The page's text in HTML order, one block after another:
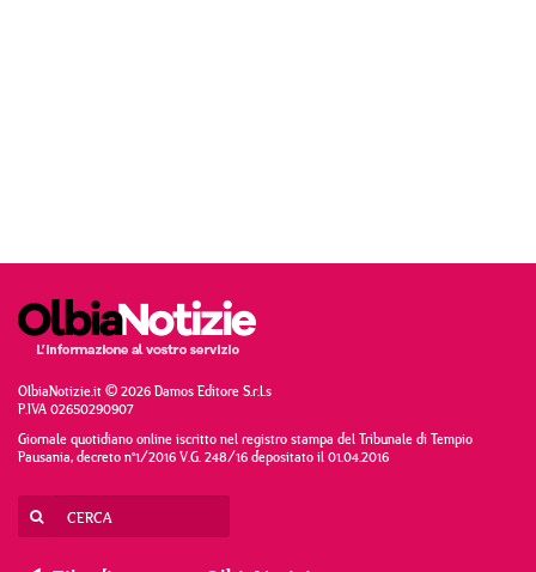
OlbiaNotizie.it © 2026 Damos Editore S.r.l.s
P.IVA 02650290907
Giornale quotidiano online iscritto nel registro stampa del Tribunale di Tempio
Pausania, decreto n°1/2016 V.G. 248/16 depositato il 01.04.2016